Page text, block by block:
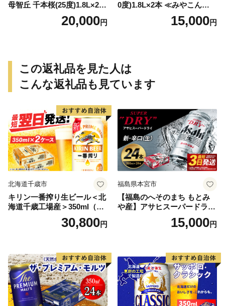
母智丘 千本桜(25度)1.8L×2本
≪みやこんじょ特急便≫_AC
20,000円
0度)1.8L×2本 ≪みやこんじょ
特急便≫_MJ-077115,000円
この返礼品を見た人は
こんな返礼品も見ています
北海道千歳市
キリン一番搾り生ビール＜北
海道千歳工場産＞350ml（24
30,800円
福島県本宮市
【福島のへそのまち もとみ
や産】アサヒスーパードライ
350ml×24本 合計8.4L 1ケー
ス アルコール度数5% 缶ビー
口 送料無料 カメイ 本宮市
【07214-0206】
15,000円